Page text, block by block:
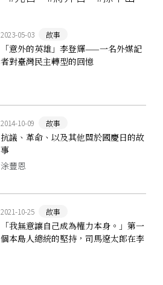
2023-05-03 故事
「意外的英雄」李登輝——一名外媒記
者對臺灣民主轉型的回憶
2014-10-09 故事
抗議、革命、以及其他關於國慶日的故
事
涂豐恩
2021-10-25 故事
「我無意讓自己成為權力本身。」第一
個本島人總統的堅持，司馬遼太郎在李